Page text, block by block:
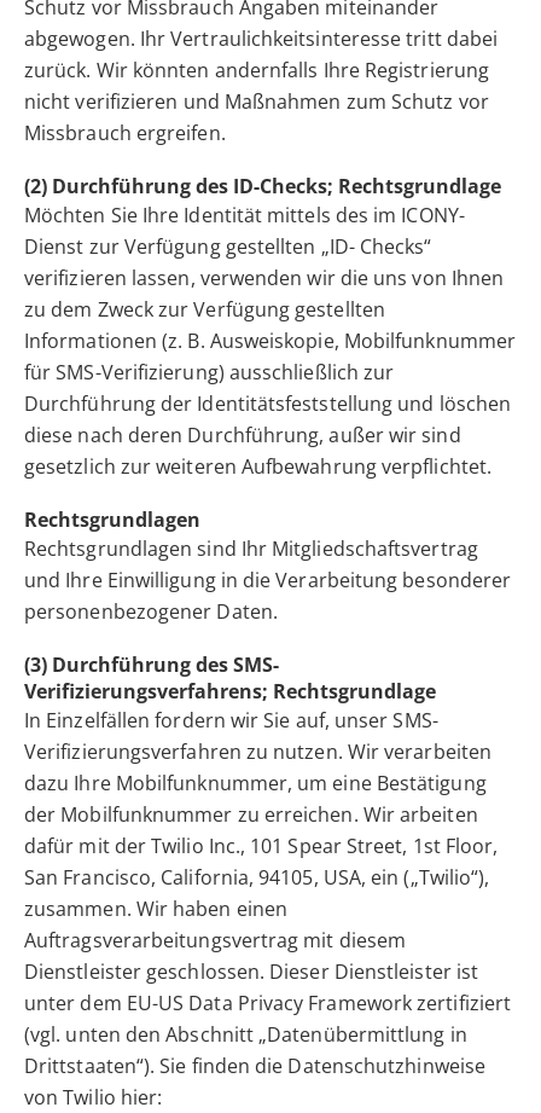
Schutz vor Missbrauch Angaben miteinander
abgewogen. Ihr Vertraulichkeitsinteresse tritt dabei
zurück. Wir könnten andernfalls Ihre Registrierung
nicht verifizieren und Maßnahmen zum Schutz vor
Missbrauch ergreifen.
(2) Durchführung des ID-Checks; Rechtsgrundlage
Möchten Sie Ihre Identität mittels des im ICONY-
Dienst zur Verfügung gestellten „ID- Checks“
verifizieren lassen, verwenden wir die uns von Ihnen
zu dem Zweck zur Verfügung gestellten
Informationen (z. B. Ausweiskopie, Mobilfunknummer
für SMS-Verifizierung) ausschließlich zur
Durchführung der Identitätsfeststellung und löschen
diese nach deren Durchführung, außer wir sind
gesetzlich zur weiteren Aufbewahrung verpflichtet.
Rechtsgrundlagen
Rechtsgrundlagen sind Ihr Mitgliedschaftsvertrag
und Ihre Einwilligung in die Verarbeitung besonderer
personenbezogener Daten.
(3) Durchführung des SMS-
Verifizierungsverfahrens; Rechtsgrundlage
In Einzelfällen fordern wir Sie auf, unser SMS-
Verifizierungsverfahren zu nutzen. Wir verarbeiten
dazu Ihre Mobilfunknummer, um eine Bestätigung
der Mobilfunknummer zu erreichen. Wir arbeiten
dafür mit der Twilio Inc., 101 Spear Street, 1st Floor,
San Francisco, California, 94105, USA, ein („Twilio“),
zusammen. Wir haben einen
Auftragsverarbeitungsvertrag mit diesem
Dienstleister geschlossen. Dieser Dienstleister ist
unter dem EU-US Data Privacy Framework zertifiziert
(vgl. unten den Abschnitt „Datenübermittlung in
Drittstaaten“). Sie finden die Datenschutzhinweise
von Twilio hier: